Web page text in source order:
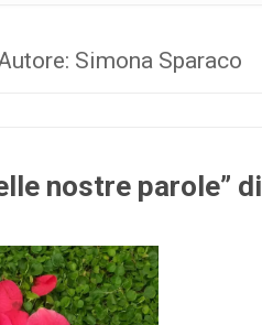
Simona Sparaco
nostre parole” di